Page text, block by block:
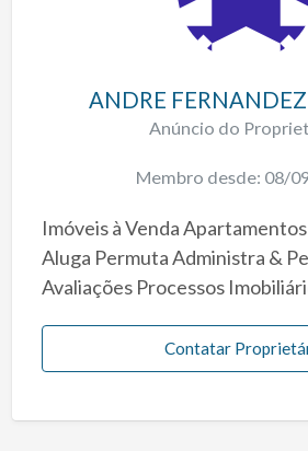
ANDRE
Anúncio do
Membro desde: 08/
Imóveis à Venda
Aluga Permuta Administra &
Avaliações Processos
Contatar